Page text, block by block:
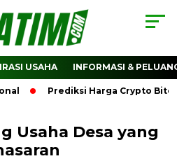
USAHA INFORMASI &
Prediksi Harga Crypto Bitcoin:
Usaha Desa yang